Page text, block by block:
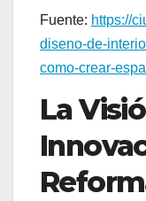
Fuente: https://
diseno-de-
como-crear-
La